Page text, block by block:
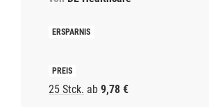
25 Stck. ab 9,78 €